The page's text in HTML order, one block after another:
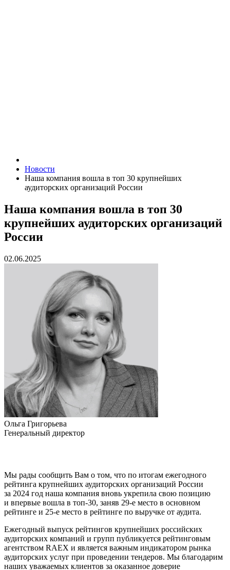
Новости
Наша компания вошла в топ 30 крупнейших
аудиторских организаций России
Наша компания вошла в топ 30
крупнейших аудиторских организаций
России
02.06.2025
Ольга Григорьева
Генеральный директор
Мы рады сообщить Вам о том, что по итогам ежегодного
рейтинга крупнейших аудиторских организаций России
за 2024 год наша компания вновь укрепила свою позицию
и впервые вошла в топ-30, заняв 29-е место в основном
рейтинге и 25-е место в рейтинге по выручке от аудита.
Ежегодный выпуск рейтингов крупнейших российских
аудиторских компаний и групп публикуется рейтинговым
агентством RAEX и является важным индикатором рынка
аудиторских услуг при проведении тендеров. Мы благодарим
наших уважаемых клиентов за оказанное доверие